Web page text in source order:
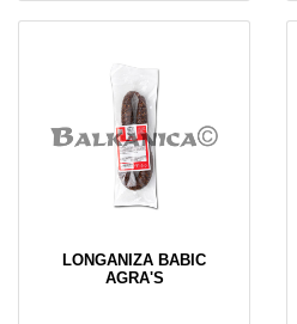
LONGANIZA BABIC
AGRA'S